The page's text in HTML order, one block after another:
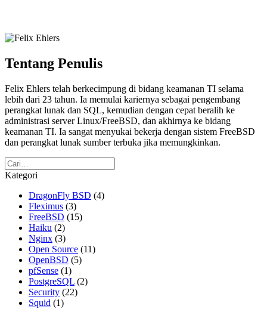
Tentang Penulis
Felix Ehlers telah berkecimpung di bidang keamanan TI selama
lebih dari 23 tahun. Ia memulai kariernya sebagai pengembang
perangkat lunak dan SQL, kemudian dengan cepat beralih ke
administrasi server Linux/FreeBSD, dan akhirnya ke bidang
keamanan TI. Ia sangat menyukai bekerja dengan sistem FreeBSD
dan perangkat lunak sumber terbuka jika memungkinkan.
Kategori
DragonFly BSD (4)
Fleximus (3)
FreeBSD (15)
Haiku (2)
Nginx (3)
Open Source (11)
OpenBSD (5)
pfSense (1)
PostgreSQL (2)
Security (22)
Squid (1)